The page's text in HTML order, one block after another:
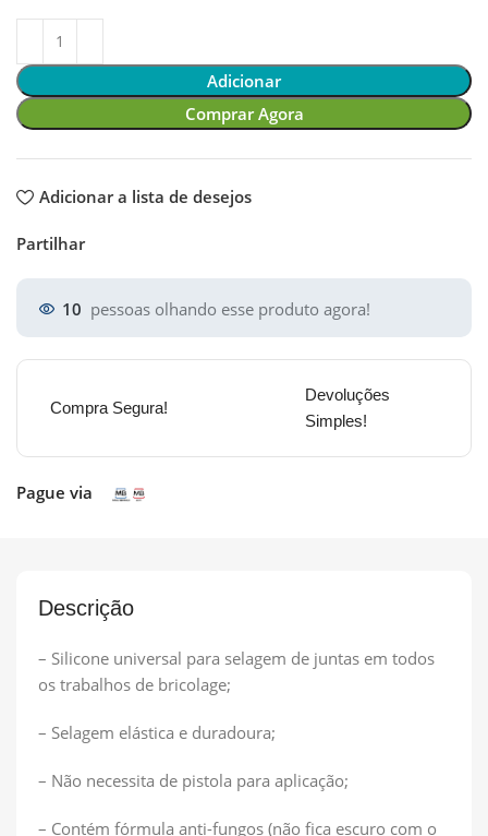
Adicionar
Comprar Agora
Adicionar a lista de desejos
Partilhar
10 pessoas olhando esse produto agora!
Compra Segura!
Devoluções
Simples!
Pague via
Descrição
– Silicone universal para selagem de juntas em todos
os trabalhos de bricolage;
– Selagem elástica e duradoura;
– Não necessita de pistola para aplicação;
– Contém fórmula anti-fungos (não fica escuro com o